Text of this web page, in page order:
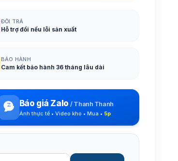
ĐỔI TRẢ
Hỗ trợ đổi nếu lỗi sản xuất
BẢO HÀNH
Cam kết bảo hành 36 tháng lâu dài
Báo giá Zalo /Thanh Thanh
Ảnh thực tế • Video kho • Mua • 5p